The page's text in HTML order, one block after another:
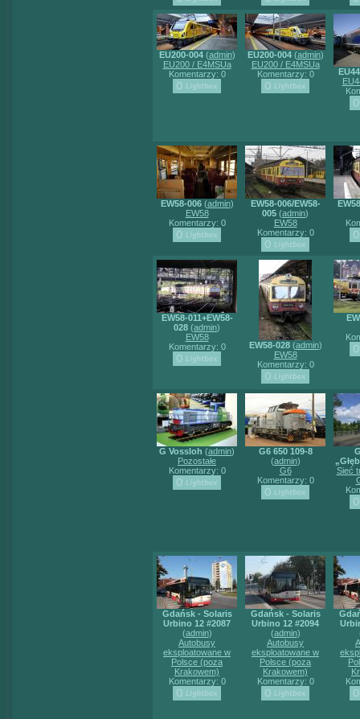
EU200-004(admin)
EU200 / E4MSUa
Komentarzy: 0
EU200-004(admin)
EU200 / E4MSUa
Komentarzy: 0
EW58-006(admin)
EW58
Komentarzy: 0
EW58-006/EW58-
005 (admin)
EW58
Komentarzy: 0
EW58-011+EW58-
028 (admin)
EW58
Komentarzy: 0
EW58-028(admin)
EW58
Komentarzy: 0
G Vossloh (admin)
Pozostałe
Komentarzy: 0
G6 650 109-8
(admin)
G6
Komentarzy: 0
Sieć
Gdańsk - Solaris
Urbino 12 #2087
(admin)
Autobusy
eksploatowane w
Polsce (poza
Krakowem)
Komentarzy: 0
Gdańsk - Solaris
Urbino 12 #2094
(admin)
Autobusy
eksploatowane w
Polsce (poza
Krakowem)
Komentarzy: 0